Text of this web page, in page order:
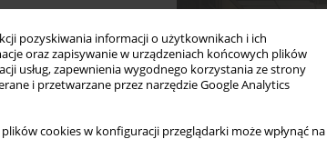
pozyskiwania informacji o użytkownikach i ich
oraz zapisywanie w urządzeniach końcowych plików
usług, zapewnienia wygodnego korzystania ze strony
i przetwarzane przez narzędzie Google Analytics
cookies w konfiguracji przeglądarki może wpłynąć na